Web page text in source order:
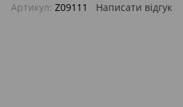
Артикул: Z09111 Написати відгук